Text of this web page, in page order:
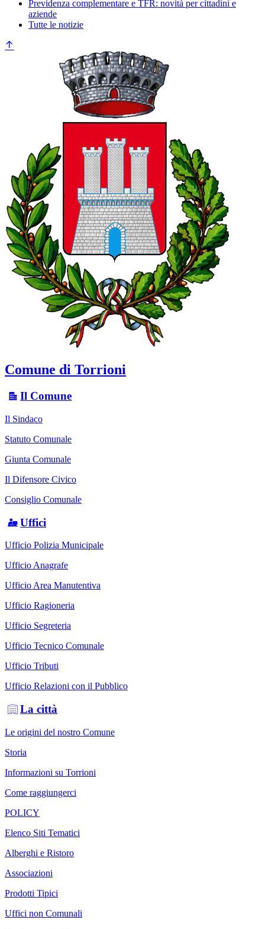
Previdenza complementare e TFR: novità per cittadini e
aziende
Tutte le notizie
Comune di Torrioni
Il Comune
Il Sindaco
Statuto Comunale
Giunta Comunale
Il Difensore Civico
Consiglio Comunale
Uffici
Ufficio Polizia Municipale
Ufficio Anagrafe
Ufficio Area Manutentiva
Ufficio Ragioneria
Ufficio Segreteria
Ufficio Tecnico Comunale
Ufficio Tributi
Ufficio Relazioni con il Pubblico
La città
Le origini del nostro Comune
Storia
Informazioni su Torrioni
Come raggiungerci
POLICY
Elenco Siti Tematici
Alberghi e Ristoro
Associazioni
Prodotti Tipici
Uffici non Comunali